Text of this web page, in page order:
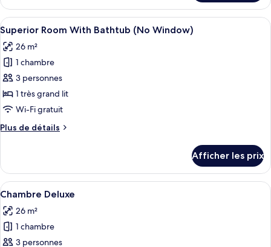
Suite
majestueuse
Afficher
toutes
les
photos
pour
ce
type
chambre :
With
Bathtub
(No
Window)
Une chambre d’hôtel avec un lit, un
5
Superior Room With Bathtub (No Window)
26 m²
1 chambre
3 personnes
1 très grand lit
Wi-Fi gratuit
Plus de détails
Plus
Superior
Room
With
(No
Window)
Afficher les prix
Afficher
toutes
les
photos
pour
Une chambre d’hôtel avec un
3
Chambre Deluxe
26 m²
1 chambre
3 personnes